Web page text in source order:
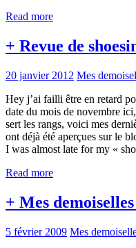
Read more
+ Revue de
20 janvier 2012 Mes
Hey j’ai failli être en retard
date du mois de novembre
sert les rangs, voici mes
ont déjà été aperçues sur le
I was almost late for my «
Read more
+ Mes
5 février 2009 Mes